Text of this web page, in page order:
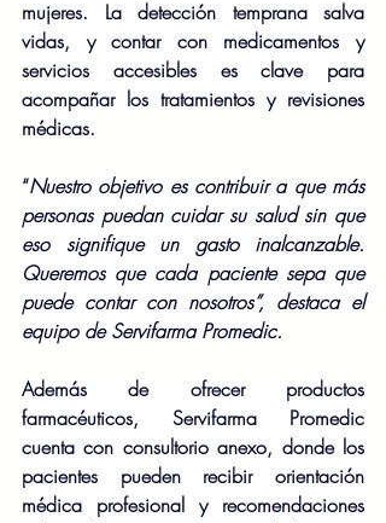
mujeres. La detección temprana salva
vidas, y contar con medicamentos y
servicios accesibles es clave para
acompañar los tratamientos y revisiones
médicas.
“Nuestro objetivo es contribuir a que más
personas puedan cuidar su salud sin que
eso signifique un gasto inalcanzable.
Queremos que cada paciente sepa que
puede contar con nosotros”, destaca el
equipo de Servifarma Promedic.
Además de ofrecer productos
farmacéuticos, Servifarma Promedic
cuenta con consultorio anexo, donde los
pacientes pueden recibir orientación
médica profesional y recomendaciones